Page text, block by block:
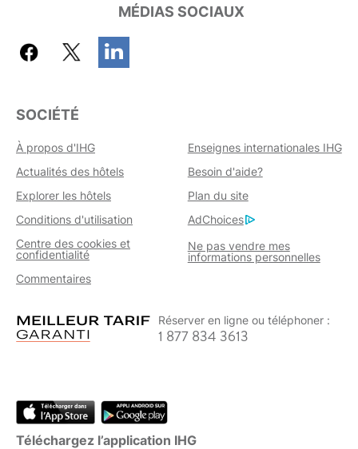
MÉDIAS SOCIAUX
SOCIÉTÉ
À propos d'IHG
Enseignes internationales IHG
Actualités des hôtels
Besoin d'aide?
Explorer les hôtels
Plan du site
Conditions d'utilisation
AdChoices
Centre des cookies et
confidentialité
Ne pas vendre mes
informations personnelles
Commentaires
Réserver en ligne ou téléphoner :
1 877 834 3613
Téléchargez l’application IHG